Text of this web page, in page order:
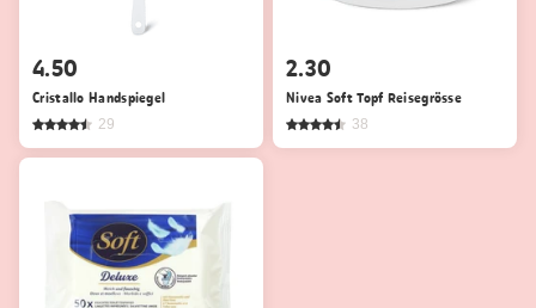
4.50
Cristallo Handspiegel
29
2.30
Nivea Soft Topf Reisegrösse
38